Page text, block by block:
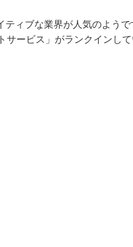
ティブな業界が人気のよう
サービス」がランクインして